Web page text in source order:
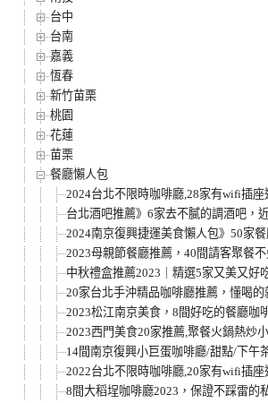
台中
台南
嘉義
恆春
新竹苗栗
桃園
花蓮
苗栗
餐廳懶人包
2024台北不限時咖啡廳,28家有wifi插
台北酒吧推薦》6家去不膩的調酒吧，
2024南京復興捷運美食懶人包》50家
2023母親節餐廳推薦，40間請客聚餐
中秋禮盒推薦2023｜精選5家又美又好
20家台北手沖精品咖啡廳推薦，懂喝
2023松江南京美食，8間好吃的餐廳咖
2023西門美食20家推薦,聚餐火鍋熱炒
14間南京復興小巨蛋咖啡廳/甜點/下午
2022台北不限時咖啡廳,20家有wifi插
8間大稻埕咖啡廳2023，保證不踩雷的